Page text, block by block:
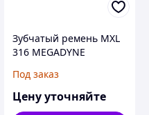
Зубчатый ремень MXL
316 MEGADYNE
Под заказ
Цену уточняйте